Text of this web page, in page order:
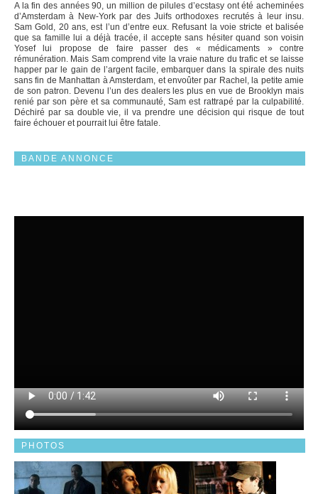
A la fin des années 90, un million de pilules d’ecstasy ont été acheminées
d’Amsterdam à New-York par des Juifs orthodoxes recrutés à leur insu.
Sam Gold, 20 ans, est l’un d’entre eux. Refusant la voie stricte et balisée
que sa famille lui a déjà tracée, il accepte sans hésiter quand son voisin
Yosef lui propose de faire passer des « médicaments » contre
rémunération. Mais Sam comprend vite la vraie nature du trafic et se laisse
happer par le gain de l’argent facile, embarquer dans la spirale des nuits
sans fin de Manhattan à Amsterdam, et envoûter par Rachel, la petite amie
de son patron. Devenu l’un des dealers les plus en vue de Brooklyn mais
renié par son père et sa communauté, Sam est rattrapé par la culpabilité.
Déchiré par sa double vie, il va prendre une décision qui risque de tout
faire échouer et pourrait lui être fatale.
BANDE ANNONCE
PHOTOS